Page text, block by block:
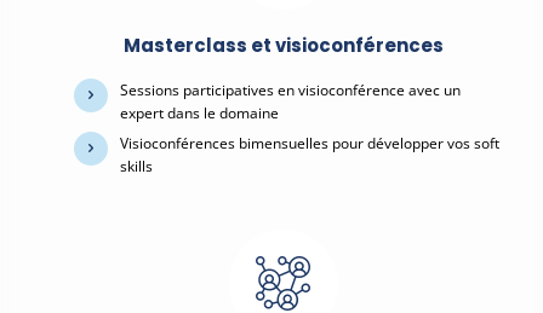
Masterclass et visioconférences
Sessions participatives en visioconférence avec un
expert dans le domaine
Visioconférences bimensuelles pour développer vos soft
skills